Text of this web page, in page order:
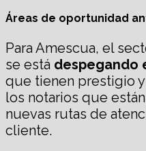
Áreas de oportunidad
Para Amescua, el
se está despegando
que tienen prestigio
los notarios que
nuevas rutas de
cliente.